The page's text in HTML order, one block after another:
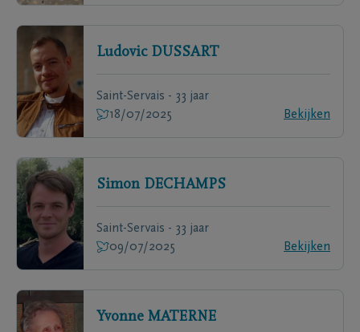
Ludovic DUSSART
Saint-Servais - 33 jaar
18/07/2025
Bekijken
Simon DECHAMPS
Saint-Servais - 33 jaar
09/07/2025
Bekijken
Yvonne MATERNE